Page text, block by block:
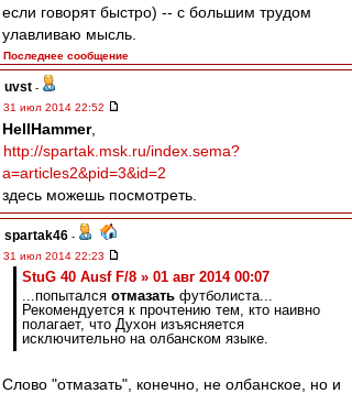
если говорят быстро) -- с большим трудом
улавливаю мысль.
Последнее сообщение
uvst -
31 июл 2014 22:52
HellHammer,
http://spartak.msk.ru/index.sema?
a=articles2&pid=3&id=2
здесь можешь посмотреть.
spartak46 -
31 июл 2014 22:23
StuG 40 Ausf F/8 » 01 авг 2014 00:07
...попытался отмазать футболиста...
Рекомендуется к прочтению тем, кто наивно
полагает, что Духон изъясняется
исключительно на олбанском языке.
Слово "отмазать", конечно, не олбанское, но и